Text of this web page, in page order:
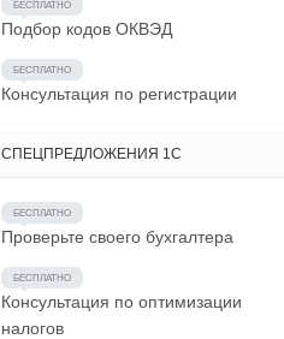
Подбор кодов ОКВЭД
Консультация по регистрации
СПЕЦПРЕДЛОЖЕНИЯ 1С
Проверьте своего бухгалтера
Консультация по оптимизации
налогов